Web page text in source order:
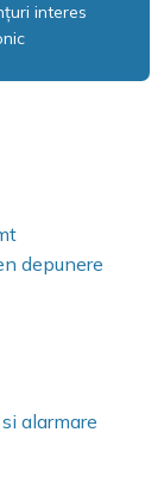
interes
depunere
alarmare